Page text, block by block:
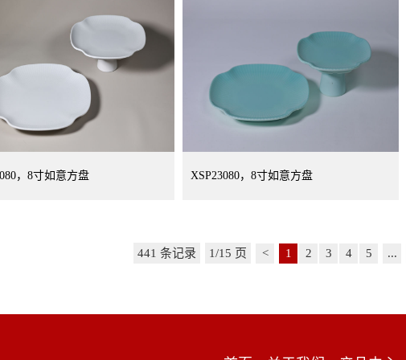
，8寸如意方盘 XSP23080，8寸如意方盘
441 条记录 1/15 页 < 1 2 3 4 5 ...